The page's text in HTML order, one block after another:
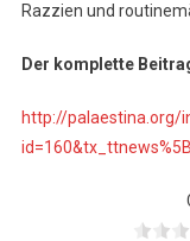
Razzien und
Der komplette
http://palaestina.org/